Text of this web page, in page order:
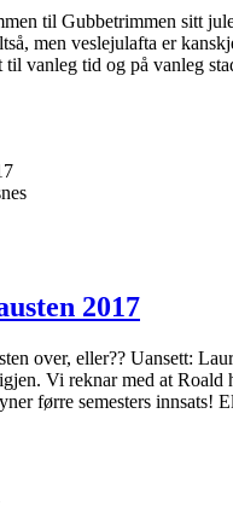
til Gubbetrimmen sitt
men veslejulafta er
til vanleg tid og på vanleg
2017
over, eller?? Uansett:
Vi reknar med at Roald
førre semesters innsats!